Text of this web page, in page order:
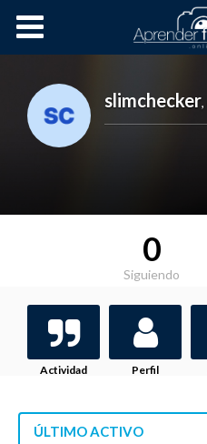
Cursos OnLine
slimchecker,
0
Siguiendo
Actividad Perfil
ÚLTIMO ACTIVO